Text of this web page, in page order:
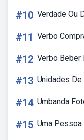
#10 Verdade Ou
#11 Verbo
#12 Verbo Beber
#13 Unidades
#14 Umbanda
#15 Uma Pessoa